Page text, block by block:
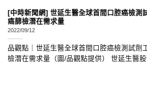
[中時新聞網] 世延生醫全球首間口腔癌檢測
癌篩檢潛在需求量
2022/09/12
品觀點｜世延生醫全球首間口腔癌檢測試劑
檢潛在需求量（圖/品觀點提供） 世延生醫股